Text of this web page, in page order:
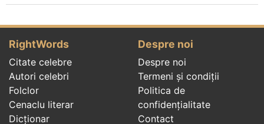
RightWords
Citate celebre
Autori celebri
Folclor
Cenaclu literar
Dicționar
Despre noi
Despre noi
Termeni și condiții
Politica de
confidenţialitate
Contact